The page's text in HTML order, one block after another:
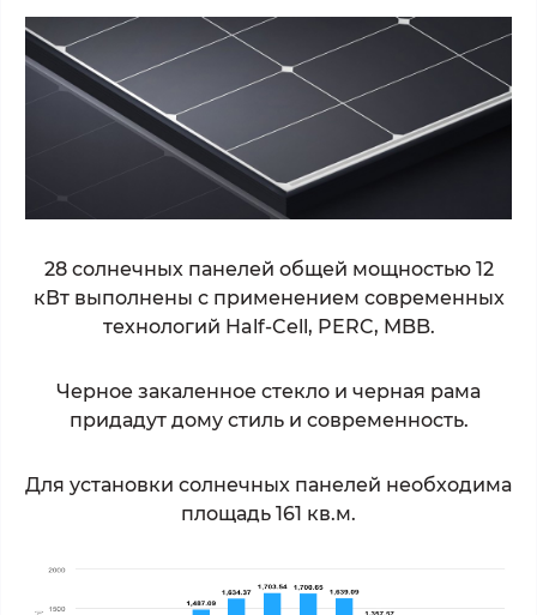
28 солнечных панелей общей мощностью 12
кВт выполнены с применением современных
технологий Half-Cell, PERC, MBB.
Черное закаленное стекло и черная рама
придадут дому стиль и современность.
Для установки солнечных панелей необходима
площадь 161 кв.м.